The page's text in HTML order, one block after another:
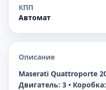
КПП
Автомат
Описание
Maserati Quattroporte
Двигатель: 3 •